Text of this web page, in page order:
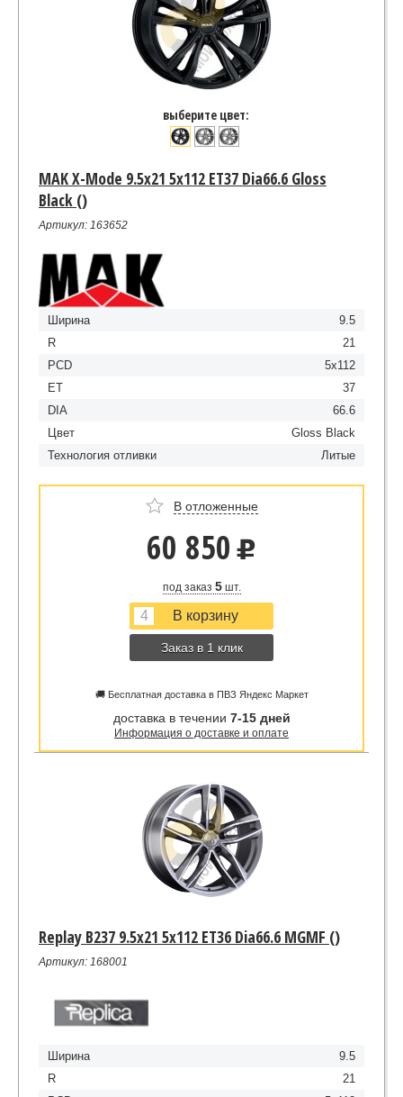
выберите цвет:
MAK X-Mode 9.5x21 5x112 ET37 Dia66.6 Gloss
Black ()
Артикул: 163652
Ширина
9.5
R
21
PCD
5x112
ET
37
DIA
66.6
Цвет
Gloss Black
Технология отливки
Литые
В отложенные
60 850 u
под заказ 5шт.
Заказ в 1 клик
🚚 Бесплатная доставка в ПВЗ Яндекс Маркет
доставка в течении 7-15 дней
Информация о доставке и оплате
Replay B237 9.5x21 5x112 ET36 Dia66.6 MGMF ()
Артикул: 168001
Ширина
9.5
R
21